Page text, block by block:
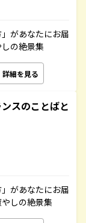
があなたにお届
の絶景集
詳細を見る
スのことばと
があなたにお届
しの絶景集